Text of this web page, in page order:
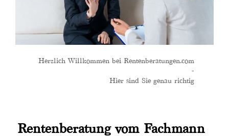
Herzlich Willkommen bei Rentenberatungen.com
-
Hier sind Sie genau richtig
Rentenberatung vom Fachmann